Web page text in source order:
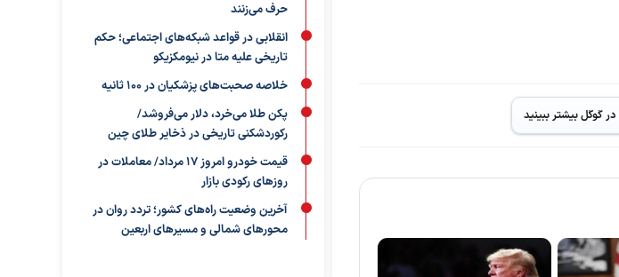
در گوگل بیشتر ببینید
حرف می‌زنند
انقلابی در قواعد شبکه‌های اجتماعی؛ حکم
تاریخی علیه متا در نیومکزیکو
خلاصه صحبت‌های پزشکیان در ۱۰۰ ثانیه
پکن طلا می‌خرد، دلار می‌فروشد/
رکوردشکنی تاریخی در ذخایر طلای چین
قیمت خودرو امروز ۱۷ مرداد/ معاملات در
روزهای رکودی بازار
آخرین وضعیت راه‌های کشور؛ تردد روان در
محورهای شمالی و مسیرهای اربعین